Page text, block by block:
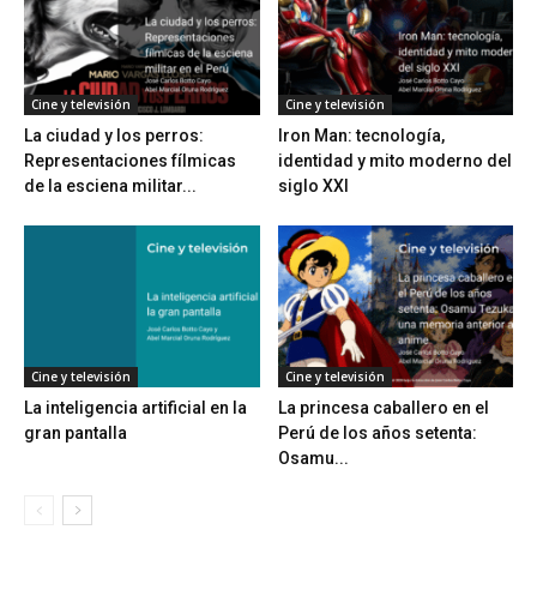
Cine y televisión
La ciudad y los perros:
Representaciones fílmicas
de la esciena militar...
Cine y televisión
Iron Man: tecnología,
identidad y mito moderno del
siglo XXI
Cine y televisión
La inteligencia artificial en la
gran pantalla
Cine y televisión
La princesa caballero en el
Perú de los años setenta:
Osamu...